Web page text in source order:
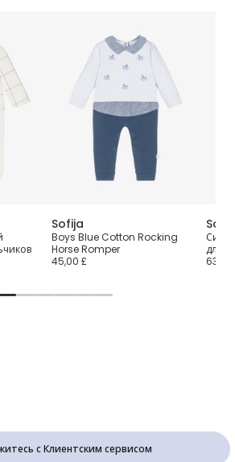
Sofija
Boys Blue Cotton Rocking
Horse Romper
45,00 £
для
63,00
с Клиентским сервисом